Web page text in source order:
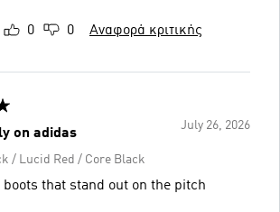
0 0 Αναφορά κριτικής
July 26, 2026
on adidas
/ Lucid Red / Core Black
that stand out on the pitch